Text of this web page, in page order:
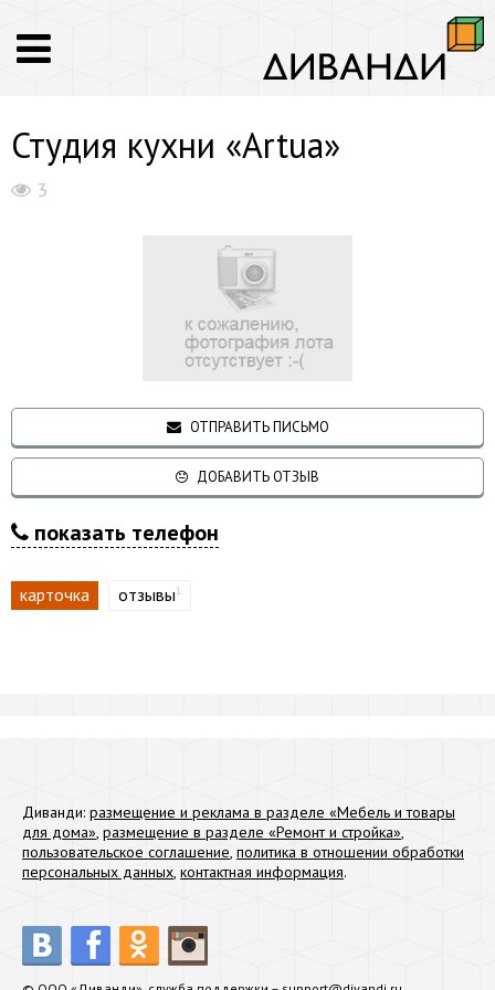
Студия кухни «Artua»
3
ОТПРАВИТЬ ПИСЬМО
ДОБАВИТЬ ОТЗЫВ
показать телефон
карточка отзывы1
Диванди: размещение и реклама в разделе «Мебель и товары
для дома», размещение в разделе «Ремонт и стройка»,
пользовательское соглашение, политика в отношении обработки
персональных данных, контактная информация.